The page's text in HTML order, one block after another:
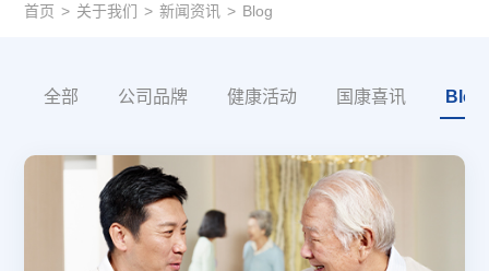
首页 > 关于我们 > 新闻资讯 > Blog
全部 公司品牌 健康活动 国康喜讯 Blog